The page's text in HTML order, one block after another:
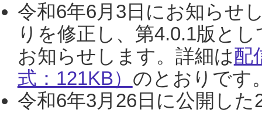
令和6年6月3日にお知らせ
りを修正し、第4.0.1版と
お知らせします。詳細は配
式：121KB） のとおりです
令和6年3月26日に公開し